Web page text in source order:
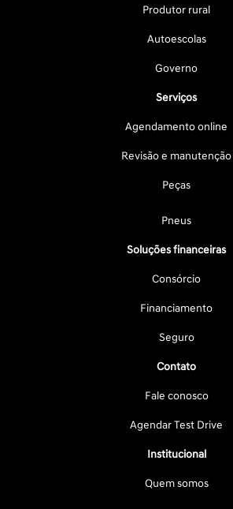
Produtor rural
Autoescolas
Governo
Serviços
Agendamento online
Revisão e manutenção
Peças
Pneus
Soluções financeiras
Consórcio
Financiamento
Seguro
Contato
Fale conosco
Agendar Test Drive
Institucional
Quem somos